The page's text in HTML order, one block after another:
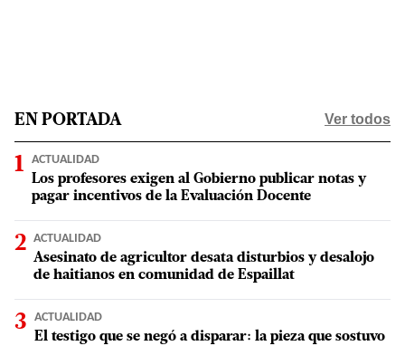
EN PORTADA Ver todos
ACTUALIDAD
Los profesores exigen al Gobierno publicar notas y
pagar incentivos de la Evaluación Docente
ACTUALIDAD
Asesinato de agricultor desata disturbios y desalojo
de haitianos en comunidad de Espaillat
ACTUALIDAD
El testigo que se negó a disparar: la pieza que sostuvo